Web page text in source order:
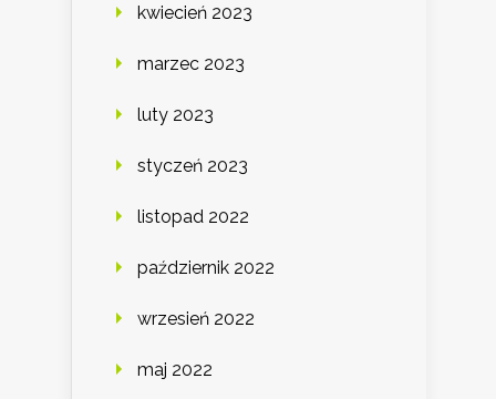
kwiecień 2023
marzec 2023
luty 2023
styczeń 2023
listopad 2022
październik 2022
wrzesień 2022
maj 2022